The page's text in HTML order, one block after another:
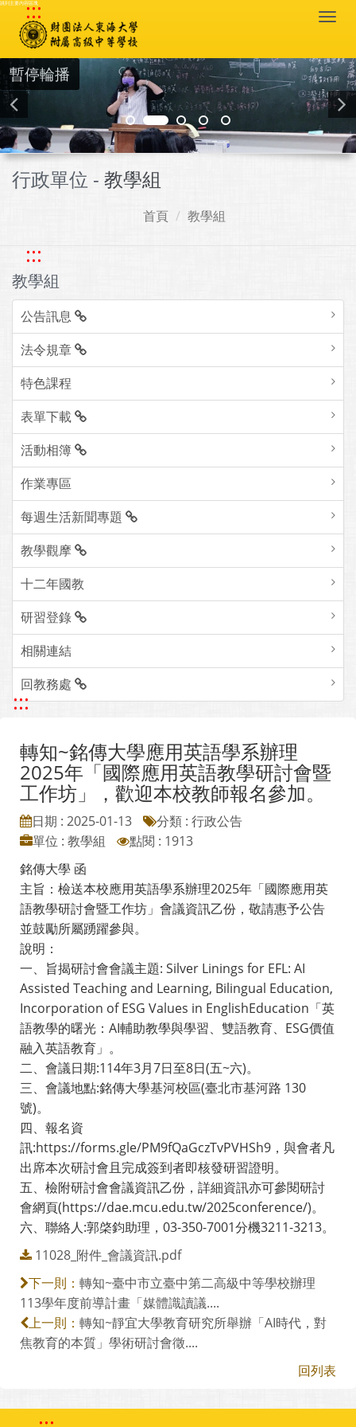
跳到主要內容區塊
:::
暫停輪播
行政單位 - 教學組
首頁 教學組
:::
教學組
公告訊息
法令規章
特色課程
表單下載
活動相簿
作業專區
每週生活新聞專題
教學觀摩
十二年國教
研習登錄
相關連結
回教務處
:::
轉知~銘傳大學應用英語學系辦理
2025年「國際應用英語教學研討會暨
工作坊」，歡迎本校教師報名參加。
日期 : 2025-01-13
分類 : 行政公告
單位 : 教學組
點閱 : 1913
銘傳大學 函
主旨：檢送本校應用英語學系辦理2025年「國際應用英
語教學研討會暨工作坊」會議資訊乙份，敬請惠予公告
並鼓勵所屬踴躍參與。
說明：
一、旨揭研討會會議主題: Silver Linings for EFL: AI
Assisted Teaching and Learning, Bilingual Education,
Incorporation of ESG Values in EnglishEducation「英
語教學的曙光：AI輔助教學與學習、雙語教育、ESG價值
融入英語教育」。
二、會議日期:114年3月7日至8日(五~六)。
三、會議地點:銘傳大學基河校區(臺北市基河路 130
號)。
四、報名資
訊:https://forms.gle/PM9fQaGczTvPVHSh9，與會者凡
出席本次研討會且完成簽到者即核發研習證明。
五、檢附研討會會議資訊乙份，詳細資訊亦可參閱研討
會網頁(https://dae.mcu.edu.tw/2025conference/)。
六、聯絡人:郭棨鈞助理，03-350-7001分機3211-3213。
11028_附件_會議資訊.pdf
下一則： 轉知~臺中市立臺中第二高級中等學校辦理
113學年度前導計畫「媒體識讀議....
上一則： 轉知~靜宜大學教育研究所舉辦「AI時代，對
焦教育的本質」學術研討會徵....
回列表